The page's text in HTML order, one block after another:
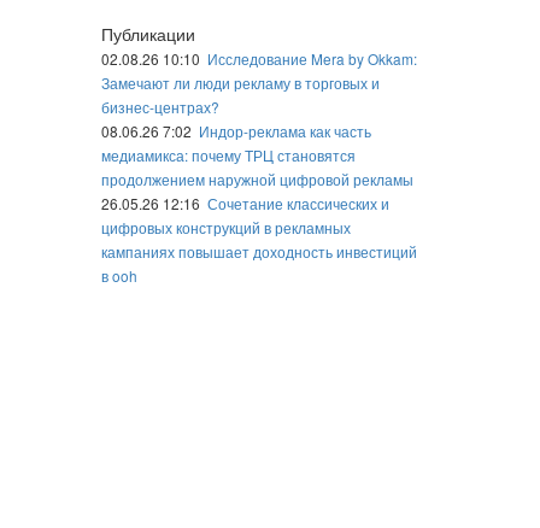
Публикации
02.08.26 10:10 Исследование Mera by Okkam:
Замечают ли люди рекламу в торговых и
бизнес-центрах?
08.06.26 7:02 Индор-реклама как часть
медиамикса: почему ТРЦ становятся
продолжением наружной цифровой рекламы
26.05.26 12:16 Сочетание классических и
цифровых конструкций в рекламных
кампаниях повышает доходность инвестиций
в ooh